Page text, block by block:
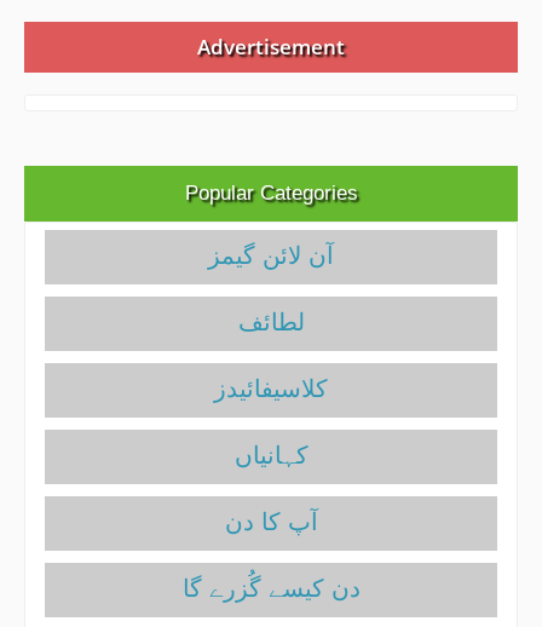
Advertisement
Popular Categories
آن لائن گیمز
لطائف
کلاسیفائیدز
کہانیاں‌
آپ کا دن
دن کیسے گُزرے گا